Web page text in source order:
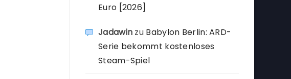
Euro [2026]
Jadawin zu Babylon Berlin: ARD-
Serie bekommt kostenloses
Steam-Spiel